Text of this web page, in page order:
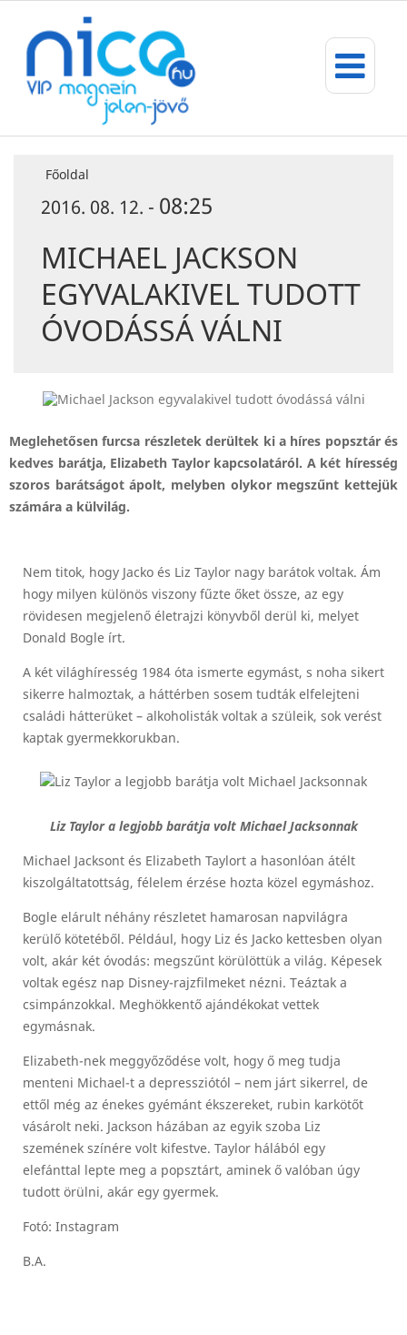
Főoldal
2016. 08. 12. - 08:25
MICHAEL JACKSON
EGYVALAKIVEL TUDOTT
ÓVODÁSSÁ VÁLNI
Meglehetősen furcsa részletek derültek ki a híres popsztár és
kedves barátja, Elizabeth Taylor kapcsolatáról. A két híresség
szoros barátságot ápolt, melyben olykor megszűnt kettejük
számára a külvilág.
Nem titok, hogy Jacko és Liz Taylor nagy barátok voltak. Ám
hogy milyen különös viszony fűzte őket össze, az egy
rövidesen megjelenő életrajzi könyvből derül ki, melyet
Donald Bogle írt.
A két világhíresség 1984 óta ismerte egymást, s noha sikert
sikerre halmoztak, a háttérben sosem tudták elfelejteni
családi hátterüket – alkoholisták voltak a szüleik, sok verést
kaptak gyermekkorukban.
Liz Taylor a legjobb barátja volt Michael Jacksonnak
Michael Jacksont és Elizabeth Taylort a hasonlóan átélt
kiszolgáltatottság, félelem érzése hozta közel egymáshoz.
Bogle elárult néhány részletet hamarosan napvilágra
kerülő kötetéből. Például, hogy Liz és Jacko kettesben olyan
volt, akár két óvodás: megszűnt körülöttük a világ. Képesek
voltak egész nap Disney-rajzfilmeket nézni. Teáztak a
csimpánzokkal. Meghökkentő ajándékokat vettek
egymásnak.
Elizabeth-nek meggyőződése volt, hogy ő meg tudja
menteni Michael-t a depressziótól – nem járt sikerrel, de
ettől még az énekes gyémánt ékszereket, rubin karkötőt
vásárolt neki. Jackson házában az egyik szoba Liz
szemének színére volt kifestve. Taylor hálából egy
elefánttal lepte meg a popsztárt, aminek ő valóban úgy
tudott örülni, akár egy gyermek.
Fotó: Instagram
B.A.